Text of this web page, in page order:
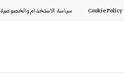
Cookie Policy سياسة الاستخدام والخصوصية